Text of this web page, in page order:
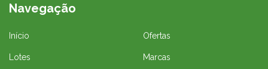
Navegação
Início Ofertas
Lotes Marcas